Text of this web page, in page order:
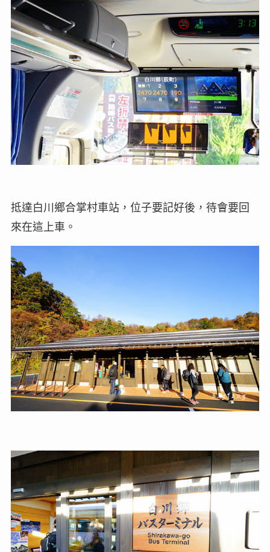
抵達白川鄉合掌村車站，位子要記好後，待會要回
來在這上車。